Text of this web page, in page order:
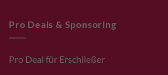
Pro Deals & Sponsoring
Pro Deal für Erschließer